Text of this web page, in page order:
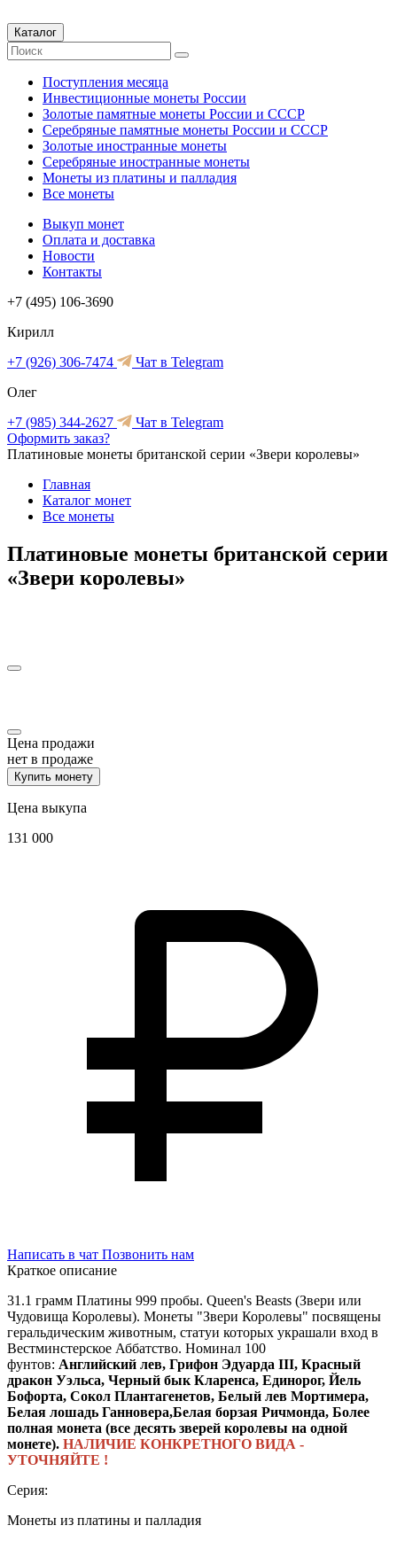
Каталог
Поступления месяца
Инвестиционные монеты России
Золотые памятные монеты России и СССР
Серебряные памятные монеты России и СССР
Золотые иностранные монеты
Серебряные иностранные монеты
Монеты из платины и палладия
Все монеты
Выкуп монет
Оплата и доставка
Новости
Контакты
+7 (495) 106-3690
Кирилл
+7 (926) 306-7474
Чат в Telegram
Олег
+7 (985) 344-2627
Чат в Telegram
Оформить заказ?
Платиновые монеты британской серии «Звери королевы»
Главная
Каталог монет
Все монеты
Платиновые монеты британской серии
«Звери королевы»
Цена продажи
нет в продаже
Купить монету
Цена выкупа
131 000
Написать в чат Позвонить нам
Краткое описание
31.1 грамм Платины 999 пробы. Queen's Beasts (Звери или
Чудовища Королевы). Монеты "Звери Королевы" посвящены
геральдическим животным, статуи которых украшали вход в
Вестминстерское Аббатство. Номинал 100
фунтов: Английский лев, Грифон Эдуарда III, Красный
дракон Уэльса, Черный бык Кларенса, Единорог, Йель
Бофорта, Сокол Плантагенетов, Белый лев Мортимера,
Белая лошадь Ганновера,Белая борзая Ричмонда, Более
полная монета (все десять зверей королевы на одной
монете). НАЛИЧИЕ КОНКРЕТНОГО ВИДА -
УТОЧНЯЙТЕ !
Серия:
Монеты из платины и палладия